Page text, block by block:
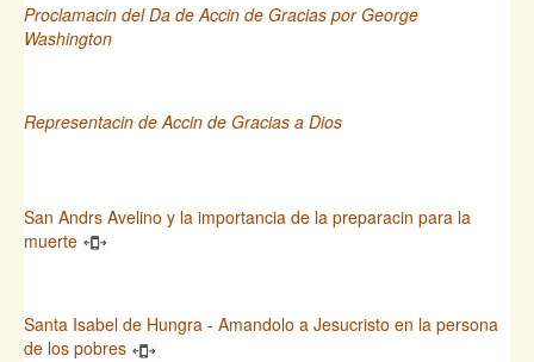
Proclamacin del Da de Accin de Gracias por George
Washington
Representacin de Accin de Gracias a Dios
San Andrs Avelino y la importancia de la preparacin para la
muerte
Santa Isabel de Hungra - Amandolo a Jesucristo en la persona
de los pobres